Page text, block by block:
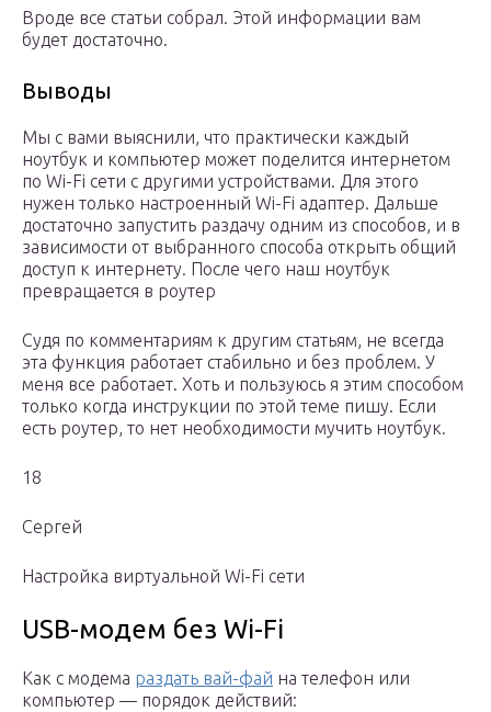
Вроде все статьи собрал. Этой информации вам
будет достаточно.
Выводы
Мы с вами выяснили, что практически каждый
ноутбук и компьютер может поделится интернетом
по Wi-Fi сети с другими устройствами. Для этого
нужен только настроенный Wi-Fi адаптер. Дальше
достаточно запустить раздачу одним из способов, и в
зависимости от выбранного способа открыть общий
доступ к интернету. После чего наш ноутбук
превращается в роутер
Судя по комментариям к другим статьям, не всегда
эта функция работает стабильно и без проблем. У
меня все работает. Хоть и пользуюсь я этим способом
только когда инструкции по этой теме пишу. Если
есть роутер, то нет необходимости мучить ноутбук.
18
Сергей
Настройка виртуальной Wi-Fi сети
USB-модем без Wi-Fi
Как с модема раздать вай-фай на телефон или
компьютер — порядок действий: